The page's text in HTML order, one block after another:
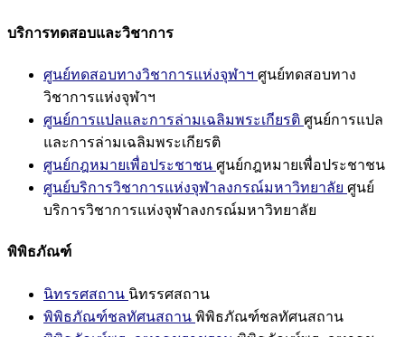
บริการทดสอบและวิชาการ
ศูนย์ทดสอบทางวิชาการแห่งจุฬาฯ ศูนย์ทดสอบทาง
วิชาการแห่งจุฬาฯ
ศูนย์การแปลและการล่ามเฉลิมพระเกียรติ ศูนย์การแปล
และการล่ามเฉลิมพระเกียรติ
ศูนย์กฎหมายเพื่อประชาชน ศูนย์กฎหมายเพื่อประชาชน
ศูนย์บริการวิชาการแห่งจุฬาลงกรณ์มหาวิทยาลัย ศูนย์
บริการวิชาการแห่งจุฬาลงกรณ์มหาวิทยาลัย
พิพิธภัณฑ์
นิทรรศสถาน นิทรรศสถาน
พิพิธภัณฑ์ชลทัศนสถาน พิพิธภัณฑ์ชลทัศนสถาน